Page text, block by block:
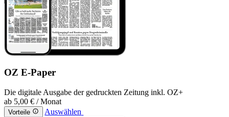
OZ E-Paper
Die digitale Ausgabe der gedruckten Zeitung inkl. OZ+
ab 5,00 € / Monat
Vorteile Auswählen